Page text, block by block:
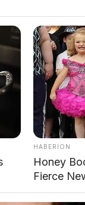
pasang
2026
HABERION
Honey
Fierce